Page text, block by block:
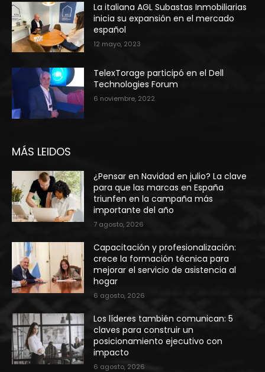
La italiana AGL Subastas Inmobiliarias
inicia su expansión en el mercado
español
12 mayo, 2023
TelexTorage participó en el Dell
Technologies Forum
6 noviembre, 2022
MÁS LEIDOS
¿Pensar en Navidad en julio? La clave
para que las marcas en España
triunfen en la campaña más
importante del año
7 agosto, 2026
Capacitación y profesionalización:
crece la formación técnica para
mejorar el servicio de asistencia al
hogar
6 agosto, 2026
Los líderes también comunican: 5
claves para construir un
posicionamiento ejecutivo con
impacto
6 agosto, 2026